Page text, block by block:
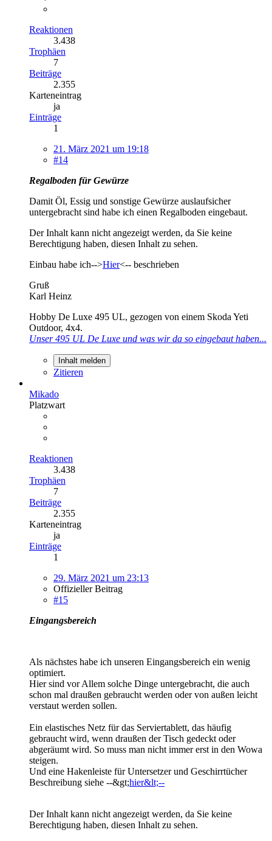
Reaktionen
3.438
Trophäen
7
Beiträge
2.355
Karteneintrag
ja
Einträge
1
21. März 2021 um 19:18
#14
Regalboden für Gewürze
Damit Öl, Essig und sonstige Gewürze auslaufsicher
untergebracht sind habe ich einen Regalboden eingebaut.
Der Inhalt kann nicht angezeigt werden, da Sie keine
Berechtigung haben, diesen Inhalt zu sehen.
Einbau habe ich-->Hier<-- beschrieben
Gruß
Karl Heinz
Hobby De Luxe 495 UL, gezogen von einem Skoda Yeti
Outdoor, 4x4.
Unser 495 UL De Luxe und was wir da so eingebaut haben...
Inhalt melden
Zitieren
Mikado
Platzwart
Reaktionen
3.438
Trophäen
7
Beiträge
2.355
Karteneintrag
ja
Einträge
1
29. März 2021 um 23:13
Offizieller Beitrag
#15
Eingangsbereich
Als nächstes habe ich unseren Eingangsbereich ein wenig
optimiert.
Hier sind vor Allem solche Dinge untergebracht, die auch
schon mal draußen gebraucht werden oder von außen leicht
verstaut werden sollen.
Ein elastisches Netz für das Serviertablett, das häufig
gebraucht wird, wenn draußen der Tisch gedeckt oder
abgeräumt wird. So muss man nicht immer erst in den Wowa
steigen.
Und eine Hakenleiste für Untersetzer und Geschirrtücher
Beschreibung siehe --&gt;hier&lt;--
Der Inhalt kann nicht angezeigt werden, da Sie keine
Berechtigung haben, diesen Inhalt zu sehen.